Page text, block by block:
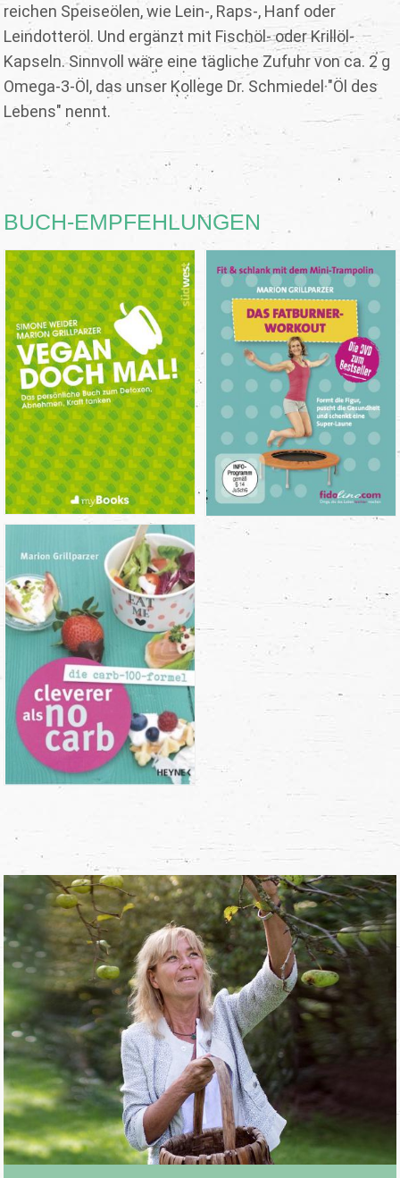
reichen Speiseölen, wie Lein-, Raps-, Hanf oder
Leindotteröl. Und ergänzt mit Fischöl- oder Krillöl-
Kapseln. Sinnvoll wäre eine tägliche Zufuhr von ca. 2 g
Omega-3-Öl, das unser Kollege Dr. Schmiedel "Öl des
Lebens" nennt.
BUCH-EMPFEHLUNGEN